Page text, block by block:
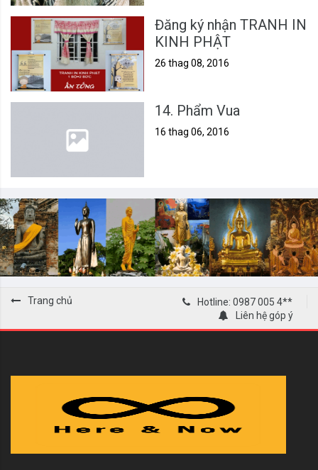
Đăng ký nhận TRANH IN
KINH PHẬT
26 thag 08, 2016
14. Phẩm Vua
16 thag 06, 2016
Trang chủ
Hotline: 0987 005 4**
Liên hệ góp ý